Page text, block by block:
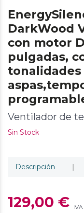
DarkWood
con motor
pulgadas,
tonalidades
Ventilador de
Sin Stock
Descripción |
129,00 €